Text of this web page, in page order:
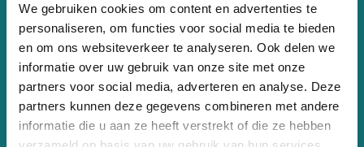
We gebruiken cookies om content en advertenties te
personaliseren, om functies voor social media te bieden
en om ons websiteverkeer te analyseren. Ook delen we
informatie over uw gebruik van onze site met onze
partners voor social media, adverteren en analyse. Deze
partners kunnen deze gegevens combineren met andere
informatie die u aan ze heeft verstrekt of die ze hebben
PeaceSleepers maakt hippe en duurzame kinder-items die
een bijdrage leveren aan een betere wereld. Wil je weten hoe?
Klik dan hier
KVK 81899815
BTW nr. NL003622206B76
Eenkoorn 42, Haren